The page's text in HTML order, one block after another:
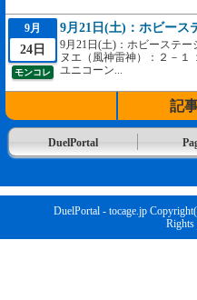
9月
24日
モンコレ
9月21日(土)：ホビース
9月21日(土)：ホビーステー
ヌエ（風神雷神）：２－１
ユニコーン...
記
DuelPortal
DuelPortal - tocage.jp
Rights